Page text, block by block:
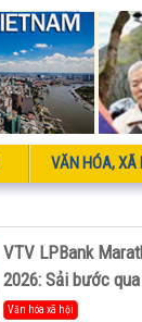
VĂN HÓA, XÃ
VTV LPBank
2026: Sải bước qua
miền Di sản, lan tỏa
Văn hóa xã hội